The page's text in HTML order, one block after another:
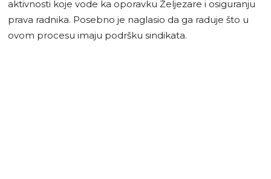
aktivnosti koje vode ka oporavku Željezare i osiguranju
prava radnika. Posebno je naglasio da ga raduje što u
ovom procesu imaju podršku sindikata.